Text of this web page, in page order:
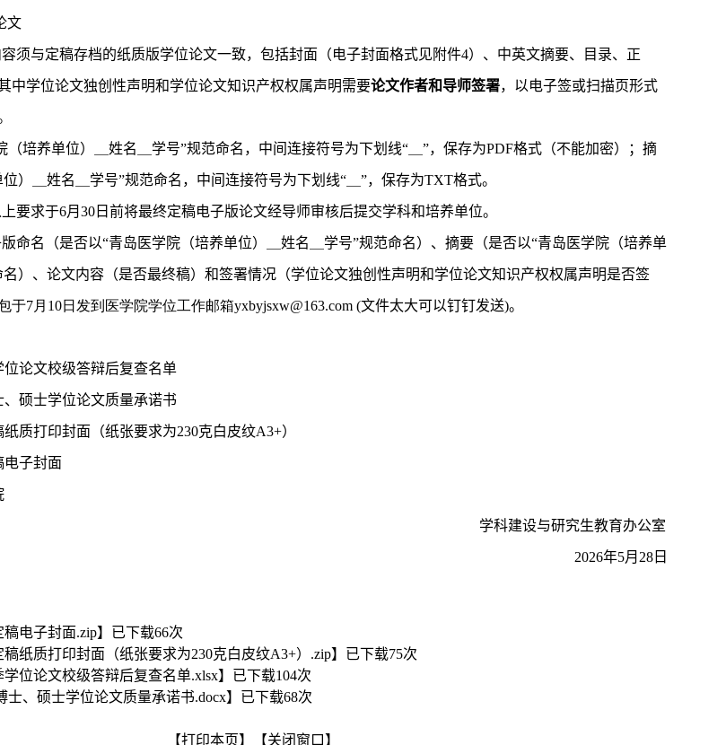
文
须与定稿存档的纸质版学位论文一致，包括封面（电子封面格式见附件4）、中英文摘要、目录、正
中学位论文独创性声明和学位论文知识产权权属声明需要论文作者和导师签署，以电子签或扫描页形式
（培养单位）＿姓名＿学号”规范命名，中间连接符号为下划线“＿”，保存为PDF格式（不能加密）；摘
）＿姓名＿学号”规范命名，中间连接符号为下划线“＿”，保存为TXT格式。
要求于6月 30 日前将最终定稿电子版论文经导师审核后提交学科和培养单位。
命名（是否以“青岛医学院（培养单位）＿姓名＿学号”规范命名）、摘要（是否以“青岛医学院（培养单
）、论文内容（是否最终稿）和签署情况（学位论文独创性声明和学位论文知识产权权属声明是否签
于7月10日发到医学院学位工作邮箱yxbyjsxw@163.com (文件太大可以钉钉发送)。
位论文校级答辩后复查名单
、硕士学位论文质量承诺书
纸质打印封面（纸张要求为230克白皮纹A3+）
电子封面
学科建设与研究生教育办公室
2026年5月 28日
稿电子封面.zip】已下载66次
稿纸质打印封面（纸张要求为230克白皮纹A3+）.zip】已下载75次
学位论文校级答辩后复查名单.xlsx】已下载104次
士、硕士学位论文质量承诺书.docx】已下载68次
【打印本页】 【关闭窗口】